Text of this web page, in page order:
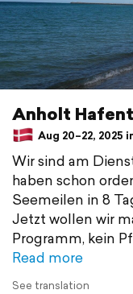
Anholt
Aug 20–22, 2025
Wir sind am
haben schon
Seemeilen in 8
Jetzt wollen wir
Programm, kein
Read more
See translation